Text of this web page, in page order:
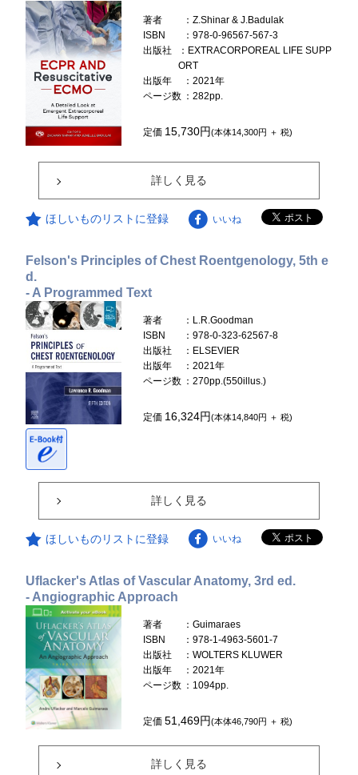
著者
：Z.Shinar & J.Badulak
ISBN
：978-0-96567-567-3
出版社
：EXTRACORPOREAL LIFE SUPP
ORT
出版年
：2021年
ページ数 ：282pp.
定価 15,730円(本体14,300円 ＋ 税)
詳しく見る
ほしいものリストに登録 いいね
Felson's Principles of Chest Roentgenology, 5th e
d.
- A Programmed Text
著者
：L.R.Goodman
ISBN
：978-0-323-62567-8
出版社
：ELSEVIER
出版年
：2021年
ページ数 ：270pp.(550illus.)
定価 16,324円(本体14,840円 ＋ 税)
詳しく見る
ほしいものリストに登録 いいね
Uflacker's Atlas of Vascular Anatomy, 3rd ed.
- Angiographic Approach
著者
：Guimaraes
ISBN
：978-1-4963-5601-7
出版社
：WOLTERS KLUWER
出版年
：2021年
ページ数 ：1094pp.
定価51,469円(本体46,790円 ＋ 税)
詳しく見る